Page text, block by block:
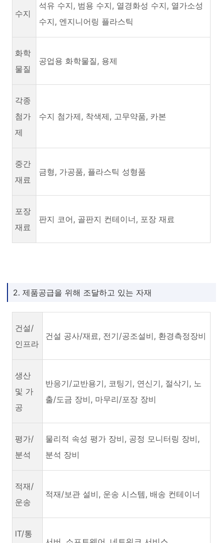
수지
석유 수지, 범용 수지, 열경화성 수지, 열가소성
수지, 엔지니어링 플라스틱
화학
물질
공업용 화학물질, 용제
각종
첨가
제
수지 첨가제, 착색제, 고무약품, 카본
중간
재료
금형, 가공품, 플라스틱 성형품
포장
재료
판지 코어, 골판지 컨테이너, 포장 재료
2. 제품공급을 위해 조달하고 있는 자재
건설/
인프라
건설 공사/재료, 전기/공조설비, 환경측정장비
생산
및 가
공
반응기/교반용기, 코팅기, 연신기, 절삭기, 노
출/도금 장비, 마무리/포장 장비
평가/
분석
물리적 속성 평가 장비, 공정 모니터링 장비,
분석 장비
적재/
운송
적재/보관 설비, 운송 시스템, 배송 컨테이너
IT/통